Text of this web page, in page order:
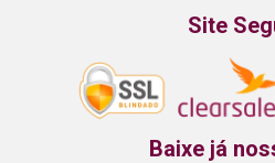
Site
Baixe já